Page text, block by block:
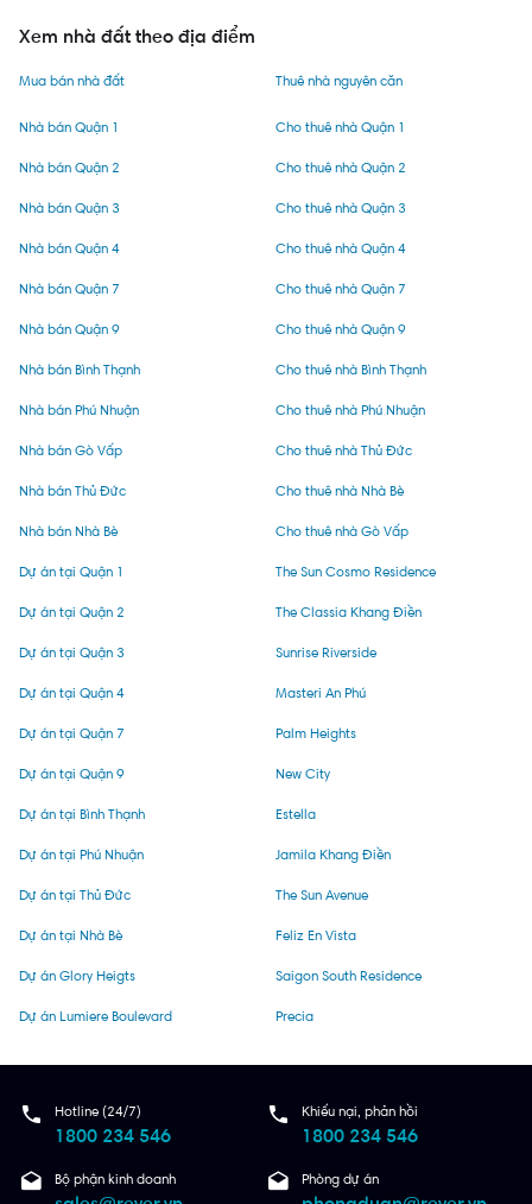
Xem nhà đất theo địa điểm
Mua bán nhà đất
Nhà bán Quận 1
Nhà bán Quận 2
Nhà bán Quận 3
Nhà bán Quận 4
Nhà bán Quận 7
Nhà bán Quận 9
Nhà bán Bình Thạnh
Nhà bán Phú Nhuận
Nhà bán Gò Vấp
Nhà bán Thủ Đức
Nhà bán Nhà Bè
Thuê nhà nguyên căn
Cho thuê nhà Quận 1
Cho thuê nhà Quận 2
Cho thuê nhà Quận 3
Cho thuê nhà Quận 4
Cho thuê nhà Quận 7
Cho thuê nhà Quận 9
Cho thuê nhà Bình Thạnh
Cho thuê nhà Phú Nhuận
Cho thuê nhà Thủ Đức
Cho thuê nhà Nhà Bè
Cho thuê nhà Gò Vấp
Dự án tại Quận 1
Dự án tại Quận 2
Dự án tại Quận 3
Dự án tại Quận 4
Dự án tại Quận 7
Dự án tại Quận 9
Dự án tại Bình Thạnh
Dự án tại Phú Nhuận
Dự án tại Thủ Đức
Dự án tại Nhà Bè
Dự án Glory Heigts
Dự án Lumiere Boulevard
The Sun Cosmo Residence
The Classia Khang Điền
Sunrise Riverside
Masteri An Phú
Palm Heights
New City
Estella
Jamila Khang Điền
The Sun Avenue
Feliz En Vista
Saigon South Residence
Precia
Hotline (24/7)
1800 234 546
Khiếu nại, phản hồi
1800 234 546
Bộ phận kinh doanh Phòng dự án